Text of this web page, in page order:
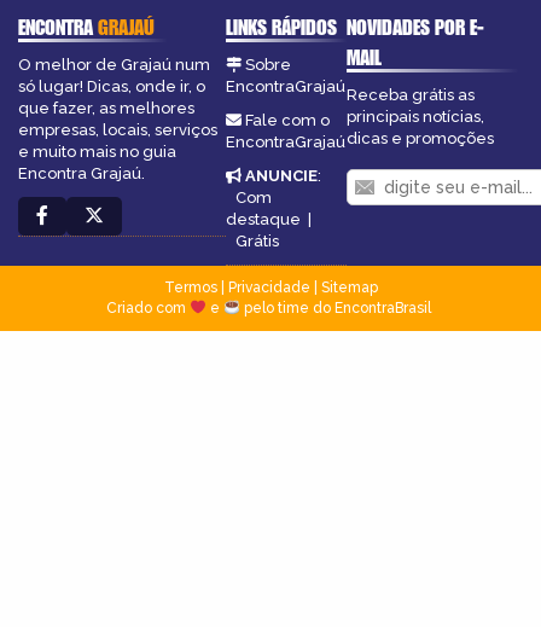
ENCONTRAGRAJAÚ
O melhor de Grajaú num
só lugar! Dicas, onde ir, o
que fazer, as melhores
empresas, locais, serviços
e muito mais no guia
Encontra Grajaú.
LINKS RÁPIDOS
Sobre
EncontraGrajaú
Fale com o
EncontraGrajaú
ANUNCIE:
Com
destaque
Grátis
NOVIDADES POR E-
MAIL
Receba grátis as
principais notícias,
dicas e promoções
Termos| Privacidade
Sitemap
Criado com
e pelo time do EncontraBrasil